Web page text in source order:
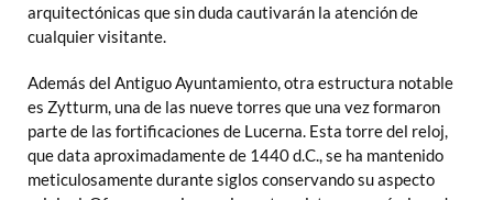
arquitectónicas que sin duda cautivarán la atención de
cualquier visitante.
Además del Antiguo Ayuntamiento, otra estructura notable
es Zytturm, una de las nueve torres que una vez formaron
parte de las fortificaciones de Lucerna. Esta torre del reloj,
que data aproximadamente de 1440 d.C., se ha mantenido
meticulosamente durante siglos conservando su aspecto